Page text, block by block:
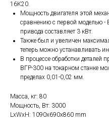
16К20.
Мощность двигателя этой
сравнению с первой моделью -
привода составляет 3 кВт.
Также был и увеличен
теперь можно устанавливать
В процессе обработки
ВГР-300 на токарном станке
пределах 0,01-0,02 мм.
Масса, кг: 80
Мощность, Вт: 3000
LxWxH: 1090x690x860 mm